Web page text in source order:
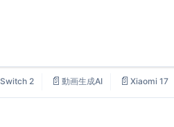
Switch 2 📄 動画生成AI 📄 Xiaomi 17